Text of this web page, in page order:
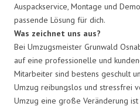
Auspackservice, Montage und
passende Lösung für dich.
Was zeichnet uns aus?
Bei Umzugsmeister Grunwald
auf eine professionelle und
Mitarbeiter sind bestens geschult
Umzug reibungslos und stressfrei
Umzug eine große Veränderung